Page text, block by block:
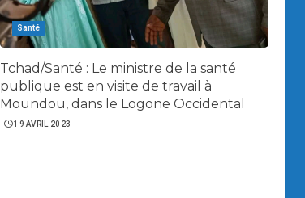
Santé
Tchad/Santé : Le ministre de la santé
publique est en visite de travail à
Moundou, dans le Logone Occidental
19 AVRIL 2023